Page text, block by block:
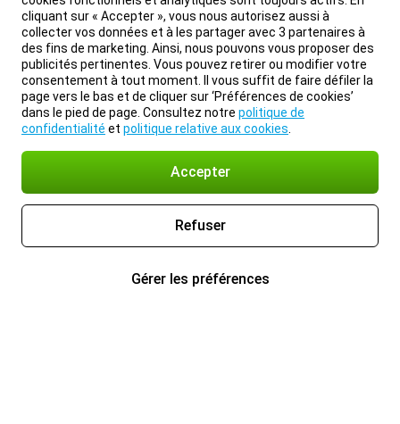
cliquant sur « Accepter », vous nous autorisez aussi à
collecter vos données et à les partager avec 3 partenaires à
des fins de marketing. Ainsi, nous pouvons vous proposer des
publicités pertinentes. Vous pouvez retirer ou modifier votre
consentement à tout moment. Il vous suffit de faire défiler la
page vers le bas et de cliquer sur ‘Préférences de cookies’
dans le pied de page. Consultez notre politique de
confidentialité et politique relative aux cookies
Accepter
Refuser
Gérer les préférences